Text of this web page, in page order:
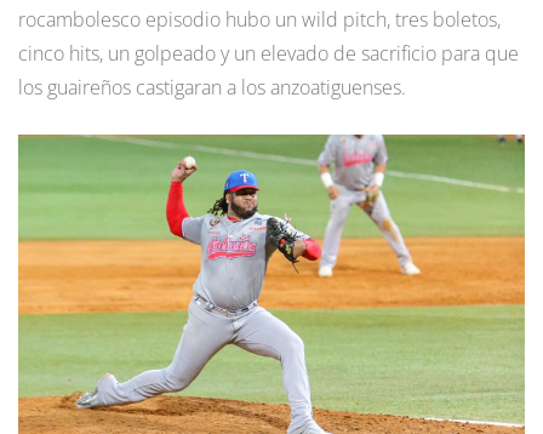
rocambolesco episodio hubo un wild pitch, tres boletos,
cinco hits, un golpeado y un elevado de sacrificio para que
los guaireños castigaran a los anzoatiguenses.